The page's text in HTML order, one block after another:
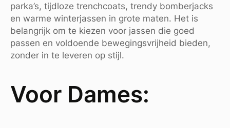
parka’s, tijdloze trenchcoats, trendy bomberjacks
en warme winterjassen in grote maten. Het is
belangrijk om te kiezen voor jassen die goed
passen en voldoende bewegingsvrijheid bieden,
zonder in te leveren op stijl.
Voor Dames: